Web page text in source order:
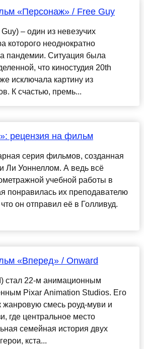
«Персонаж» / Free Guy
– один из невезучих
которого неоднократно
пандемии. Ситуация была
что киностудия 20th
исключала картину из
К счастью, премь...
рецензия на фильм
серия фильмов, созданная
Ли Уоннеллом. А ведь всё
учебной работы в
понравилась их преподавателю
он отправил её в Голливуд.
«Вперед» / Onward
стал 22-м анимационным
Pixar Animation Studios. Его
жанровую смесь роуд-муви и
где центральное место
семейная история двух
кста...